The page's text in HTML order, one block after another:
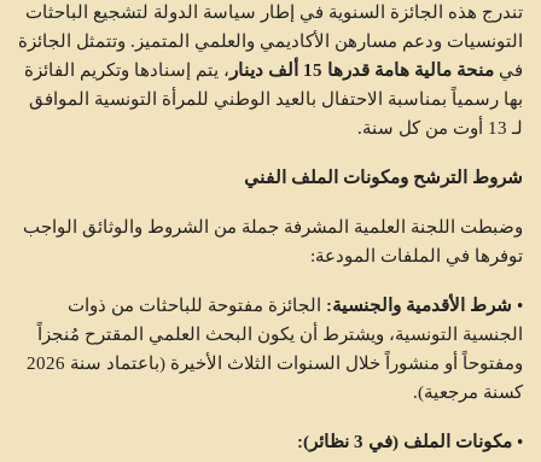
تندرج هذه الجائزة السنوية في إطار سياسة الدولة لتشجيع الباحثات
التونسيات ودعم مسارهن الأكاديمي والعلمي المتميز. وتتمثل الجائزة
في منحة مالية هامة قدرها 15 ألف دينار
، يتم إسنادها وتكريم الفائزة
بها رسمياً بمناسبة الاحتفال بالعيد الوطني للمرأة التونسية الموافق
لـ 13 أوت من كل سنة.
شروط الترشح ومكونات الملف الفني
وضبطت اللجنة العلمية المشرفة جملة من الشروط والوثائق الواجب
توفرها في الملفات المودعة:
• شرط الأقدمية والجنسية: الجائزة مفتوحة للباحثات من ذوات
الجنسية التونسية، ويشترط أن يكون البحث العلمي المقترح مُنجزاً
ومفتوحاً أو منشوراً خلال السنوات الثلاث الأخيرة (باعتماد سنة 2026
كسنة مرجعية).
• مكونات الملف (في 3 نظائر):